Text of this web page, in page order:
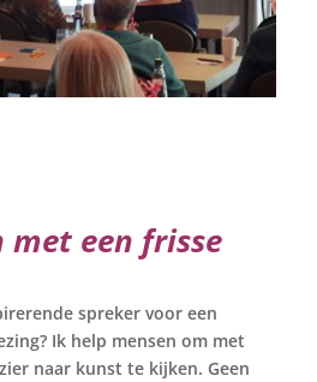
een frisse
spreker voor een
Ik help mensen om met
naar kunst te kijken. Geen